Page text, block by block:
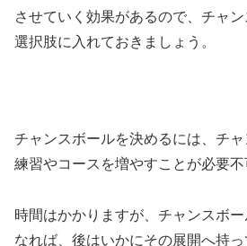
させていく効果があるので、チャ
選択肢に入れておきましょう。
チャンスボールを決めるには、チ
練習やコースを増やすことが必要不
時間はかかりますが、チャンスボ
なれば、後はいかにその展開へ持っ